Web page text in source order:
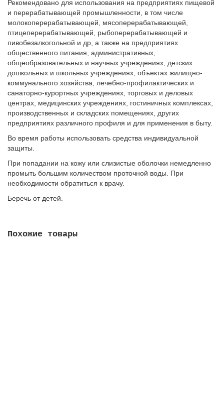
Рекомендовано для использования на предприятиях пищевой
и перерабатывающей промышленности, в том числе
молокоперерабатывающей, мясоперерабатывающей,
птицеперерабатывающей, рыбоперерабатывающей и
пивобезалкогольной и др, а также на предприятиях
общественного питания, административных,
общеобразовательных и научных учреждениях, детских
дошкольных и школьных учреждениях, объектах жилищно-
коммунального хозяйства, лечебно-профилактических и
санаторно-курортных учреждениях, торговых и деловых
центрах, медицинских учреждениях, гостиничных комплексах,
производственных и складских помещениях, других
предприятиях различного профиля и для применения в быту.
Во время работы использовать средства индивидуальной
защиты.
При попадании на кожу или слизистые оболочки немедленно
промыть большим количеством проточной воды. При
необходимости обратиться к врачу.
Беречь от детей.
Похожие товары